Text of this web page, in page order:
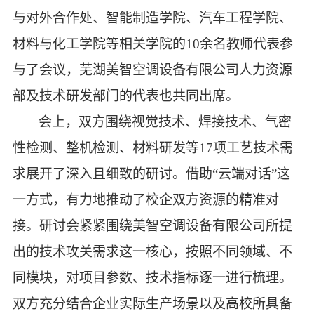
与对外合作处、 智能制造学院、汽车工程学院、
材料与化工学院等相关学院的10余名教师代表参
与了会议，芜湖美智空调设备有限公司人力资源
部及技术研发部门的代表也共同出席。
会上，双方围绕视觉技术、焊接技术、气密
性检测、整机检测、材料研发等17项工艺技术需
求展开了深入且细致的研讨。借助“云端对话”这
一方式，有力地推动了校企双方资源的精准对
接。研讨会紧紧围绕美智空调设备有限公司所提
出的技术攻关需求这一核心，按照不同领域、不
同模块，对项目参数、技术指标逐一进行梳理。
双方充分结合企业实际生产场景以及高校所具备